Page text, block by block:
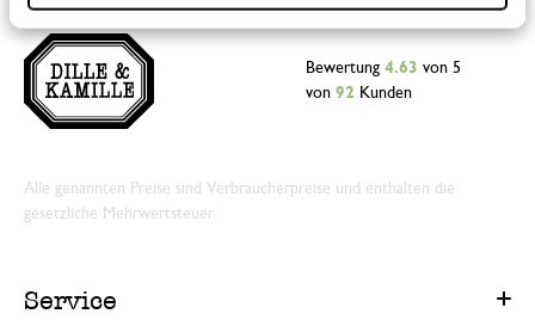
Bewertung 4.63 von 5
von 92 Kunden
Alle genannten Preise sind Verbraucherpreise und enthalten die
gesetzliche Mehrwertsteuer.
Service